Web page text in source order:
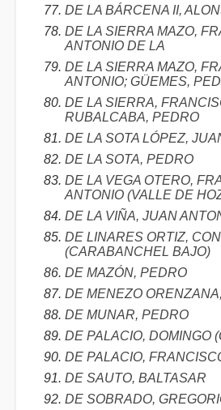
DE LA BÁRCENA II,
DE LA SIERRA MAZO,
ANTONIO DE LA
DE LA SIERRA MAZO,
ANTONIO; GÜEMES,
DE LA SIERRA,
RUBALCABA, PEDRO
DE LA SOTA LÓPEZ,
DE LA SOTA, PEDRO
DE LA VEGA OTERO,
ANTONIO (VALLE DE
DE LA VIÑA, JUAN
DE LINARES ORTIZ,
(CARABANCHEL BAJO)
DE MAZÓN, PEDRO
DE MENEZO
DE MUNAR, PEDRO
DE PALACIO, DOMINGO
DE PALACIO,
DE SAUTO, BALTASAR
DE SOBRADO,